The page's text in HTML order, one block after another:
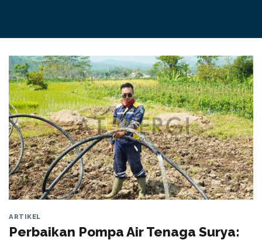
ARTIKEL
Perbaikan Pompa Air Tenaga Surya: